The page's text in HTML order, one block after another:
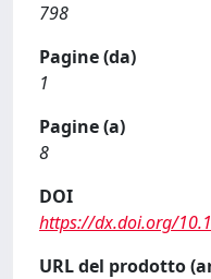
798
Pagine (da)
1
Pagine (a)
8
DOI
https://dx.doi.org/
URL del prodotto